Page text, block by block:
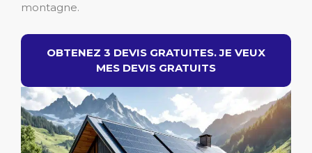
montagne.
OBTENEZ 3 DEVIS GRATUITES. JE VEUX
MES DEVIS GRATUITS